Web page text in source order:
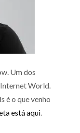
Um dos
World.
é o que venho
está aqui.